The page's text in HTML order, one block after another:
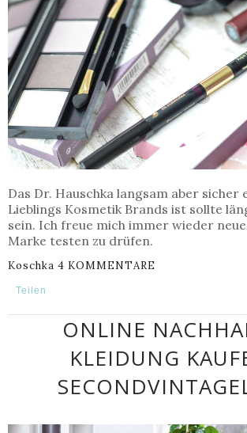
Das Dr. Hauschka langsam aber sicher
Lieblings Kosmetik Brands ist sollte
sein. Ich freue mich immer wieder
Marke testen zu drüfen.
Koschka 4 KOMMENTARE
Teilen
ONLINE
KLEIDUNG